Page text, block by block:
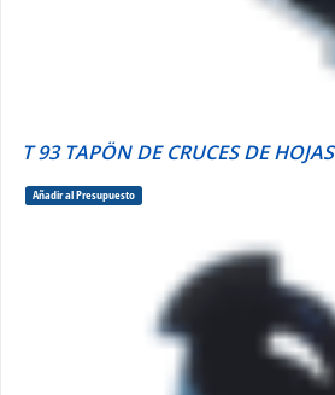
T 93 TAPÖN DE CRUCES DE HOJAS
Añadir al Presupuesto